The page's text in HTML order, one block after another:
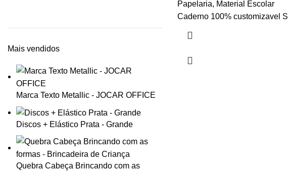
Mais vendidos
Marca Texto Metallic - JOCAR OFFICE
Discos + Elástico Prata - Grande
Quebra Cabeça Brincando com as
Papelaria, Material Escolar
Caderno 100% customizavel